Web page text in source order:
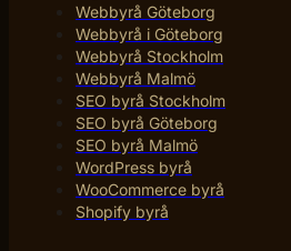
Webbyrå Göteborg
Webbyrå i Göteborg
Webbyrå Stockholm
Webbyrå Malmö
SEO byrå Stockholm
SEO byrå Göteborg
SEO byrå Malmö
WordPress byrå
WooCommerce byrå
Shopify byrå